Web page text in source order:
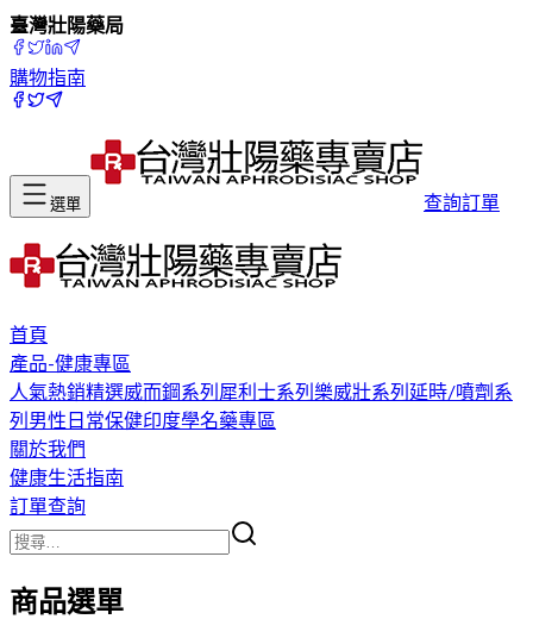
臺灣壯陽藥局
購物指南
選單 查詢訂單
首頁
產品-健康專區
人氣熱銷精選威而鋼系列 犀利士系列 樂威壯系列 延時/噴劑系
列 男性日常保健印度學名藥專區
關於我們
健康生活指南
訂單查詢
商品選單